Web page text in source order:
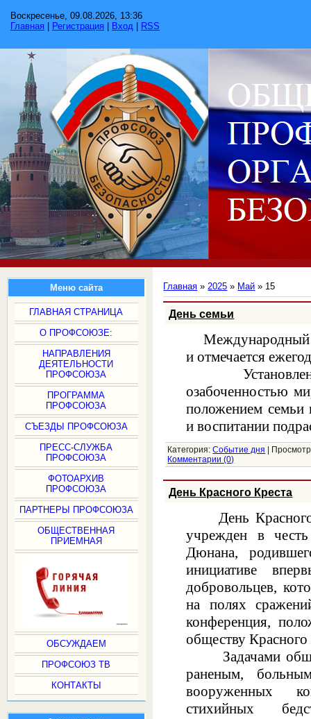
Воскресенье, 09.08.2026, 13:36
Главная
Регистрация Вход RSS
Меню сайта
ГЛАВНАЯ СТРАНИЦА
О ПРОФСОЮЗЕ:
НАПРАВЛЕНИЯ
ДЕЯТЕЛЬНОСТИ
ПРОФСОЮЗА
ПРОГРАММА
ПРОФСОЮЗА
СЪЕЗДЫ ПРОФСОЮЗА
ПРЕСС-СЛУЖБА
ПРОФСОЮЗА
ФОТОАРХИВ
ПРОФСОЮЗА
ПАРТНЕРЫ ПРОФСОЮЗА
ОБЩЕСТВЕННАЯ
ПРИЕМНАЯ
ОБСУЖДАЕМ
ПРОФСОЮЗ ТВ
КОНТАКТЫ
Главная »2025 » Май » 15
День семьи
Международный
и отмечается
озабоченностью
положением семьи
и воспитании
Категория: Событие дня
Комментарии (0)
День Красного Креста
День
учрежден в
Дюнана,
инициативе
добровольцев,
на полях
конференция,
обществу Красного
Задачами
раненым,
вооруженных
стихийных